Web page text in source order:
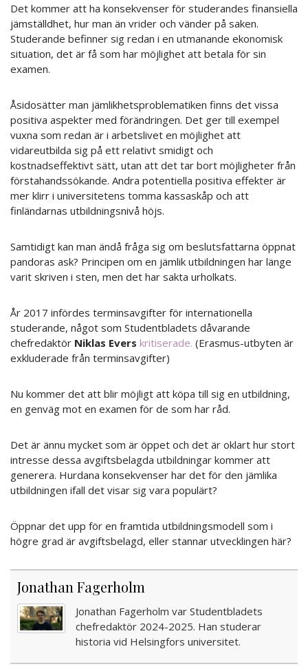
Det kommer att ha konsekvenser för studerandes finansiella
jämställdhet, hur man än vrider och vänder på saken.
Studerande befinner sig redan i en utmanande ekonomisk
situation, det är få som har möjlighet att betala för sin
examen.
Åsidosätter man jämlikhetsproblematiken finns det vissa
positiva aspekter med förändringen. Det ger till exempel
vuxna som redan är i arbetslivet en möjlighet att
vidareutbilda sig på ett relativt smidigt och
kostnadseffektivt sätt, utan att det tar bort möjligheter från
förstahandssökande. Andra potentiella positiva effekter är
mer klirr i universitetens tomma kassaskåp och att
finländarnas utbildningsnivå höjs.
Samtidigt kan man ändå fråga sig om beslutsfattarna öppnat
pandoras ask? Principen om en jämlik utbildningen har länge
varit skriven i sten, men det har sakta urholkats.
År 2017 infördes terminsavgifter för internationella
studerande, något som Studentbladets dåvarande
chefredaktör Niklas Evers kritiserade. (Erasmus-utbyten är
exkluderade från terminsavgifter)
Nu kommer det att blir möjligt att köpa till sig en utbildning,
en genväg mot en examen för de som har råd.
Det är ännu mycket som är öppet och det är oklart hur stort
intresse dessa avgiftsbelagda utbildningar kommer att
generera. Hurdana konsekvenser har det för den jämlika
utbildningen ifall det visar sig vara populärt?
Öppnar det upp för en framtida utbildningsmodell som i
högre grad är avgiftsbelagd, eller stannar utvecklingen här?
Jonathan Fagerholm
Jonathan Fagerholm var Studentbladets
chefredaktör 2024-2025. Han studerar
historia vid Helsingfors universitet.